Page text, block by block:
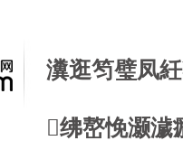
瀵逛笉璧凤
绋嶅悗灏